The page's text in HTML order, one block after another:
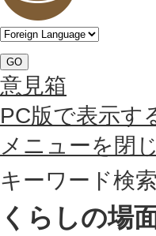
GO
意見箱
PC版で表示す
メニューを閉
キーワード検索
くらしの場